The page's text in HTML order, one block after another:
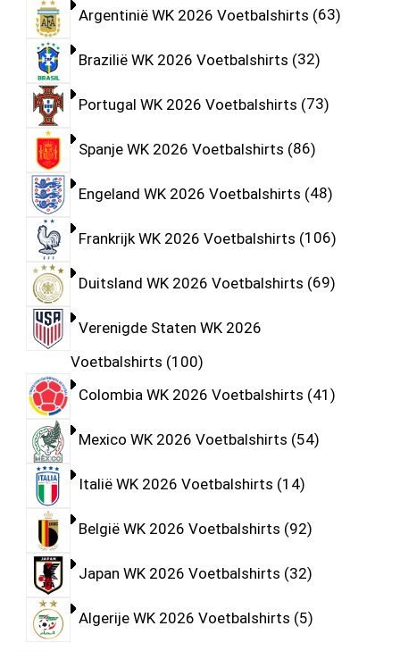
Argentinië WK 2026 Voetbalshirts 63
Brazilië WK 2026 Voetbalshirts 32
Portugal WK 2026 Voetbalshirts 73
Spanje WK 2026 Voetbalshirts 86
Engeland WK 2026 Voetbalshirts 48
Frankrijk WK 2026 Voetbalshirts 106
Duitsland WK 2026 Voetbalshirts 69
Verenigde Staten WK 2026
Voetbalshirts 100
Colombia WK 2026 Voetbalshirts 41
Mexico WK 2026 Voetbalshirts 54
Italië WK 2026 Voetbalshirts 14
België WK 2026 Voetbalshirts 92
Japan WK 2026 Voetbalshirts 32
Algerije WK 2026 Voetbalshirts 5